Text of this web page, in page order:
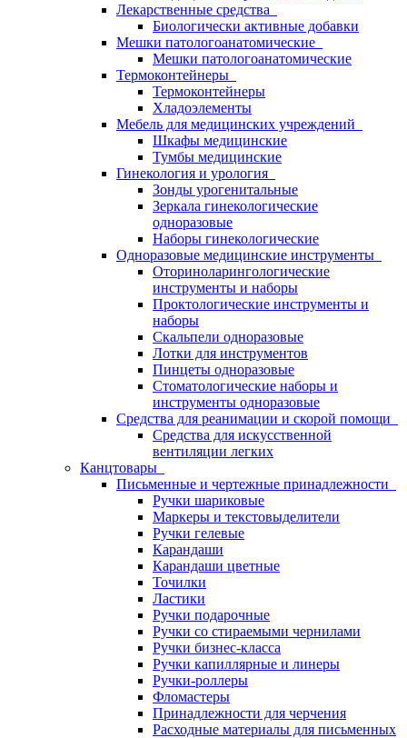
Лекарственные средства
Биологически активные добавки
Мешки патологоанатомические
Мешки патологоанатомические
Термоконтейнеры
Термоконтейнеры
Хладоэлементы
Мебель для медицинских учреждений
Шкафы медицинские
Тумбы медицинские
Гинекология и урология
Зонды урогенитальные
Зеркала гинекологические
одноразовые
Наборы гинекологические
Одноразовые медицинские инструменты
Оториноларингологические
инструменты и наборы
Проктологические инструменты и
наборы
Скальпели одноразовые
Лотки для инструментов
Пинцеты одноразовые
Стоматологические наборы и
инструменты одноразовые
Средства для реанимации и скорой помощи
Средства для искусственной
вентиляции легких
Канцтовары
Письменные и чертежные принадлежности
Ручки шариковые
Маркеры и текстовыделители
Ручки гелевые
Карандаши
Карандаши цветные
Точилки
Ластики
Ручки подарочные
Ручки со стираемыми чернилами
Ручки бизнес-класса
Ручки капиллярные и линеры
Ручки-роллеры
Фломастеры
Принадлежности для черчения
Расходные материалы для письменных